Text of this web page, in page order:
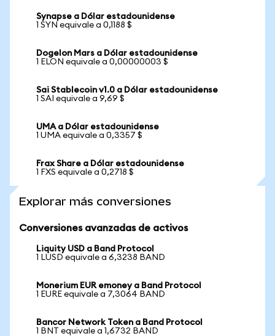
Synapse a Dólar estadounidense
1 SYN equivale a 0,1188 $
Dogelon Mars a Dólar estadounidense
1 ELON equivale a 0,00000003 $
Sai Stablecoin v1.0 a Dólar estadounidense
1 SAI equivale a 9,69 $
UMA a Dólar estadounidense
1 UMA equivale a 0,3357 $
Frax Share a Dólar estadounidense
1 FXS equivale a 0,2718 $
Explorar más conversiones
Conversiones avanzadas de activos
Liquity USD a Band Protocol
1 LUSD equivale a 6,3238 BAND
Monerium EUR emoney a Band Protocol
1 EURE equivale a 7,3064 BAND
Bancor Network Token a Band Protocol
1 BNT equivale a 1,6732 BAND